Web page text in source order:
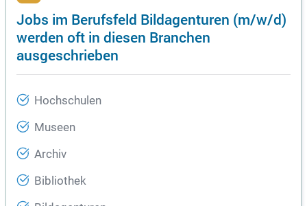
Jobs im Berufsfeld Bildagenturen (m/w/d)
werden oft in diesen Branchen
ausgeschrieben
Hochschulen
Museen
Archiv
Bibliothek